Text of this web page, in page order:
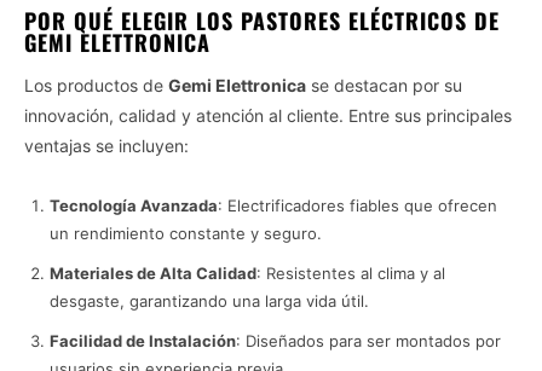
POR QUÉ ELEGIR LOS PASTORES ELÉCTRICOS DE
GEMI ELETTRONICA
Los productos de Gemi Elettronica se destacan por su
innovación, calidad y atención al cliente. Entre sus principales
ventajas se incluyen:
Tecnología Avanzada: Electrificadores fiables que ofrecen
un rendimiento constante y seguro.
Materiales de Alta Calidad: Resistentes al clima y al
desgaste, garantizando una larga vida útil.
Facilidad de Instalación: Diseñados para ser montados por